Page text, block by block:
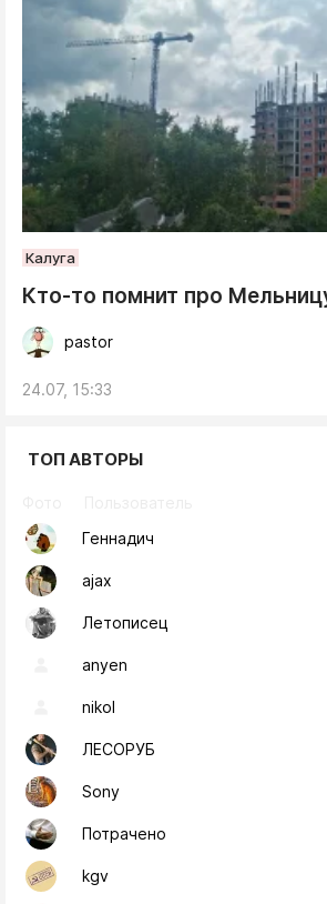
Калуга
Кто-то помнит про
pastor
24.07, 15:33
ТОП АВТОРЫ
Геннадич
ajax
Летописец
anyen
nikol
ЛЕСОРУБ
Sony
Потрачено
kgv